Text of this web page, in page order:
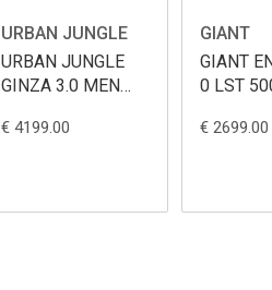
URBAN JUNGLE
URBAN JUNGLE
GINZA 3.0 MEN
€ 4199.00
GIANT
GIANT
0 LST
€ 2699.00